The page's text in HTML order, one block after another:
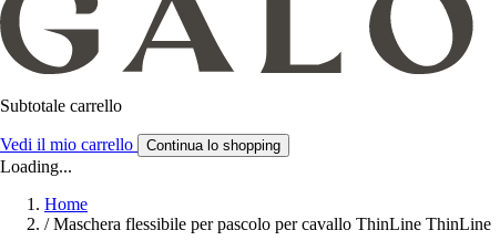
Subtotale carrello
Vedi il mio carrello Continua lo shopping
Loading...
Home
/ Maschera flessibile per pascolo per cavallo ThinLine ThinLine